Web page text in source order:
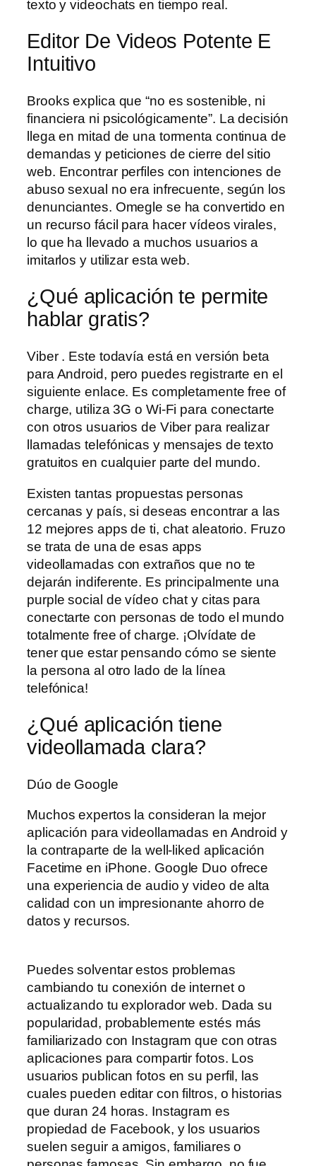
texto y videochats en tiempo real.
Editor De Videos Potente E
Intuitivo
Brooks explica que “no es sostenible, ni
financiera ni psicológicamente”. La decisión
llega en mitad de una tormenta continua de
demandas y peticiones de cierre del sitio
web. Encontrar perfiles con intenciones de
abuso sexual no era infrecuente, según los
denunciantes. Omegle se ha convertido en
un recurso fácil para hacer vídeos virales,
lo que ha llevado a muchos usuarios a
imitarlos y utilizar esta web.
¿Qué aplicación te permite
hablar gratis?
Viber . Este todavía está en versión beta
para Android, pero puedes registrarte en el
siguiente enlace. Es completamente free of
charge, utiliza 3G o Wi-Fi para conectarte
con otros usuarios de Viber para realizar
llamadas telefónicas y mensajes de texto
gratuitos en cualquier parte del mundo.
Existen tantas propuestas personas
cercanas y país, si deseas encontrar a las
12 mejores apps de ti, chat aleatorio. Fruzo
se trata de una de esas apps
videollamadas con extraños que no te
dejarán indiferente. Es principalmente una
purple social de vídeo chat y citas para
conectarte con personas de todo el mundo
totalmente free of charge. ¡Olvídate de
tener que estar pensando cómo se siente
la persona al otro lado de la línea
telefónica!
¿Qué aplicación tiene
videollamada clara?
Dúo de Google
Muchos expertos la consideran la mejor
aplicación para videollamadas en Android y
la contraparte de la well-liked aplicación
Facetime en iPhone. Google Duo ofrece
una experiencia de audio y video de alta
calidad con un impresionante ahorro de
datos y recursos.
Puedes solventar estos problemas
cambiando tu conexión de internet o
actualizando tu explorador web. Dada su
popularidad, probablemente estés más
familiarizado con Instagram que con otras
aplicaciones para compartir fotos. Los
usuarios publican fotos en su perfil, las
cuales pueden editar con filtros, o historias
que duran 24 horas. Instagram es
propiedad de Facebook, y los usuarios
suelen seguir a amigos, familiares o